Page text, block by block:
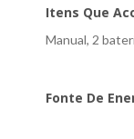
Itens Que
Manual, 2
Fonte De